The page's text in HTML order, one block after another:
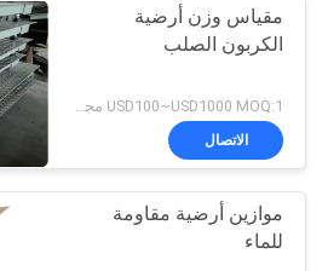
مقياس وزن أرضية
الكربون الصلب
الاتصال
موازين أرضية مقاومة
للماء